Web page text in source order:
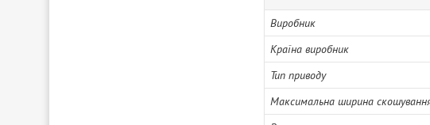
Виробник
Країна виробник
Тип приводу
Максимальна ширина